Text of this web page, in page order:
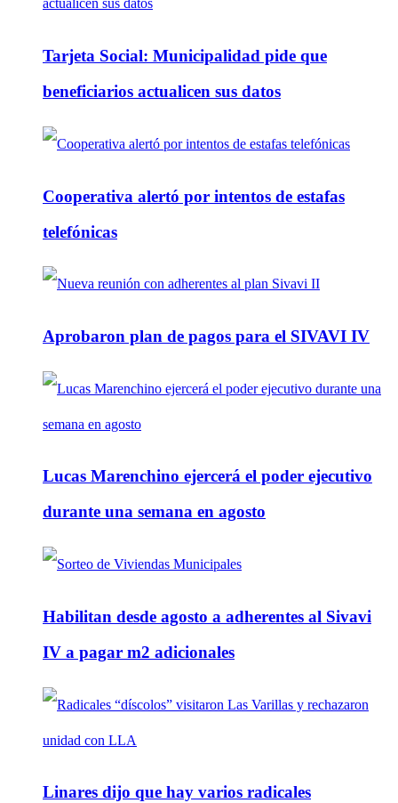
Tarjeta Social: Municipalidad pide que
beneficiarios actualicen sus datos
Cooperativa alertó por intentos de estafas
telefónicas
Aprobaron plan de pagos para el SIVAVI IV
Lucas Marenchino ejercerá el poder ejecutivo
durante una semana en agosto
Habilitan desde agosto a adherentes al Sivavi
IV a pagar m2 adicionales
Linares dijo que hay varios radicales